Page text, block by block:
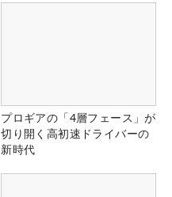
プロギアの「4層フェース」が
切り開く高初速ドライバーの
新時代